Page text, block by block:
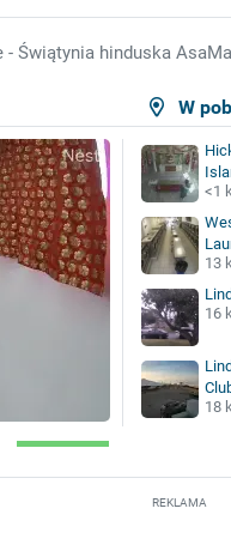
- Świątynia hinduska
W
<1
13
16
18
REKLAMA